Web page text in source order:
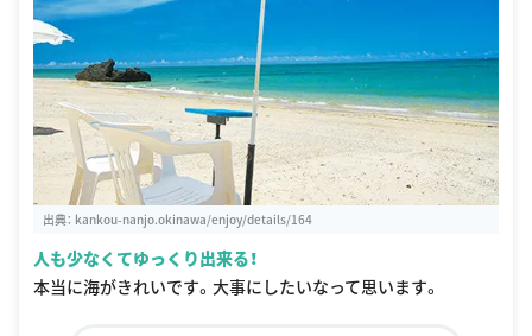
出典： kankou-nanjo.okinawa/enjoy/details/164
人も少なくてゆっくり出来る！
本当に海がきれいです。大事にしたいなって思います。